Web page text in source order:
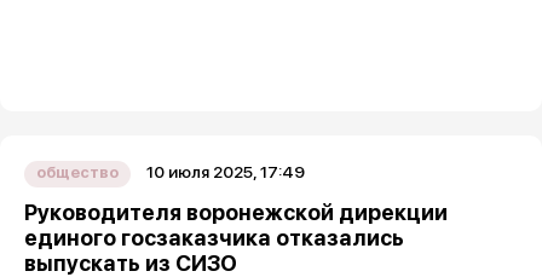
общество 10 июля 2025, 17:49
Руководителя воронежской дирекции
единого госзаказчика отказались
выпускать из СИЗО